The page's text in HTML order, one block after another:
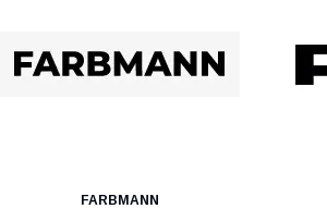
FARBMANN